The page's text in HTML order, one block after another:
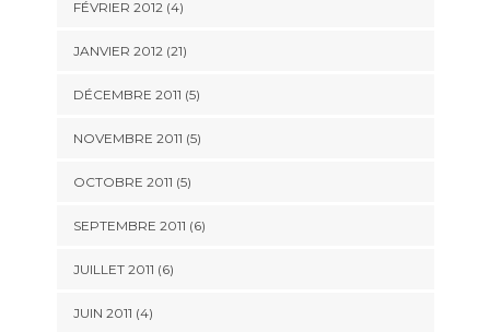
FÉVRIER 2012 (4)
JANVIER 2012 (21)
DÉCEMBRE 2011 (5)
NOVEMBRE 2011 (5)
OCTOBRE 2011 (5)
SEPTEMBRE 2011 (6)
JUILLET 2011 (6)
JUIN 2011 (4)